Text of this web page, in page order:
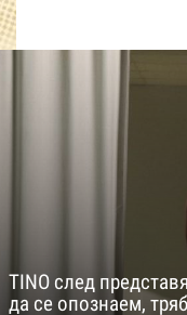
TINO след
да се опознаем,